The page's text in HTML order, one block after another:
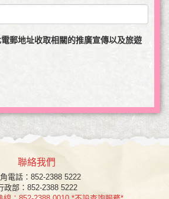
郵地址收取相關的推廣宣傳以及旅遊
聯絡我們
電話：852-2388 5222
政部：852-2388 5222